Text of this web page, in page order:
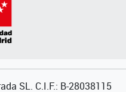
SL. C.I.F.: B-28038115